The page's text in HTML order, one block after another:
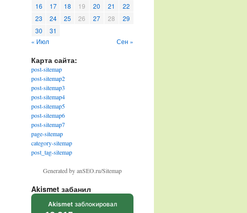
16
17 18 19 20 21
22
23
24 25 26 27 28
29
30
31
« Июл
Сен »
Карта сайта:
post-sitemap
post-sitemap2
post-sitemap3
post-sitemap4
post-sitemap5
post-sitemap6
post-sitemap7
page-sitemap
category-sitemap
post_tag-sitemap
Generated by anSEO.ru/Sitemap
Akismet забанил
Akismet заблокировал